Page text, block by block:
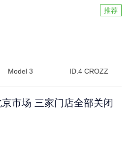
推荐
Model 3 ID.4 CROZZ
市场 三家门店全部关闭